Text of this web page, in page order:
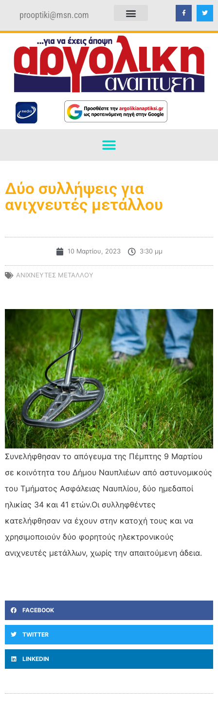
prooptiki@msn.com
Δύο συλλήψεις για
ανιχνευτές μετάλλου
10 Μαρτίου, 2023 3:30 μμ
ΑΝΙΧΝΕΥΤΈΣ ΜΕΤΆΛΛΟΥ
Συνελήφθησαν το απόγευμα της Πέμπτης 9 Μαρτίου
σε κοινότητα του Δήμου Ναυπλιέων από αστυνομικούς
του Τμήματος Ασφάλειας Ναυπλίου, δύο ημεδαποί
ηλικίας 34 και 41 ετών.Οι συλληφθέντες
κατελήφθησαν να έχουν στην κατοχή τους και να
χρησιμοποιούν δύο φορητούς ηλεκτρονικούς
ανιχνευτές μετάλλων, χωρίς την απαιτούμενη άδεια.
FACEBOOK
TWITTER
LINKEDIN